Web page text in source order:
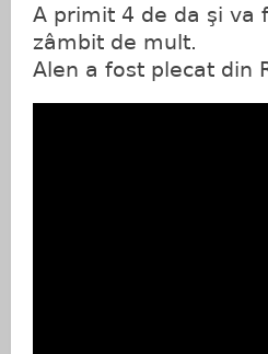
A primit 4 de da şi va
zâmbit de mult.
Alen a fost plecat din